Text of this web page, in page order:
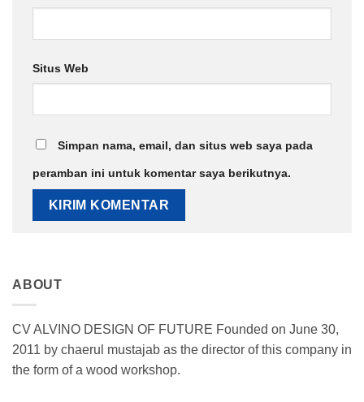
Situs Web
Simpan nama, email, dan situs web saya pada
peramban ini untuk komentar saya berikutnya.
ABOUT
CV ALVINO DESIGN OF FUTURE Founded on June 30,
2011 by chaerul mustajab as the director of this company in
the form of a wood workshop.